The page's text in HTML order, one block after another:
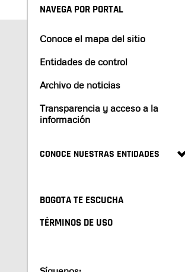
NAVEGA POR PORTAL
Conoce el mapa del sitio
Entidades de control
Archivo de noticias
Transparencia y acceso a la
información
CONOCE NUESTRAS ENTIDADES
BOGOTA TE ESCUCHA
TÉRMINOS DE USO